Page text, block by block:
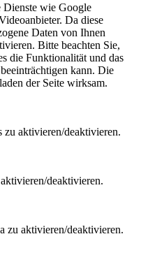
Dienste wie Google
Da diese
Daten von Ihnen
Bitte beachten Sie,
die Funktionalität und das
kann. Die
der Seite wirksam.
aktivieren/deaktivieren.
deaktivieren.
zu aktivieren/deaktivieren.